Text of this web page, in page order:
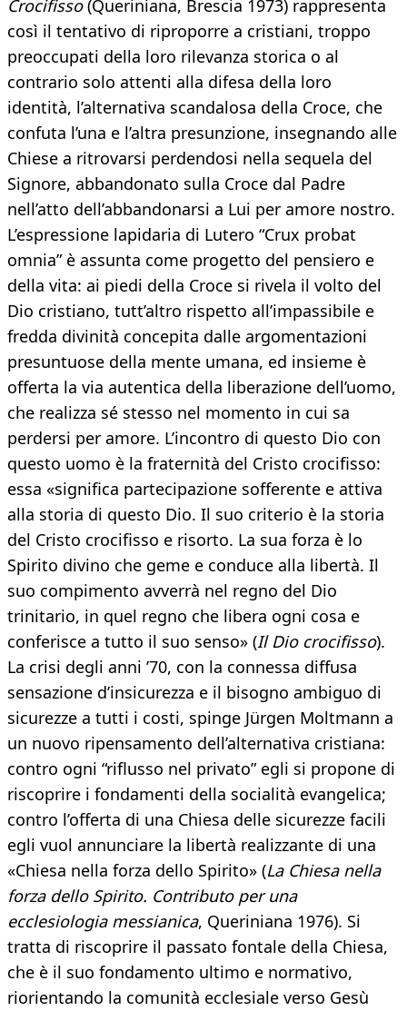
Crocifisso(Queriniana, Brescia 1973) rappresenta
così il tentativo di riproporre a cristiani, troppo
preoccupati della loro rilevanza storica o al
contrario solo attenti alla difesa della loro
identità, l’alternativa scandalosa della Croce, che
confuta l’una e l’altra presunzione, insegnando alle
Chiese a ritrovarsi perdendosi nella sequela del
Signore, abbandonato sulla Croce dal Padre
nell’atto dell’abbandonarsi a Lui per amore nostro.
L’espressione lapidaria di Lutero “Crux probat
omnia” è assunta come progetto del pensiero e
della vita: ai piedi della Croce si rivela il volto del
Dio cristiano, tutt’altro rispetto all’impassibile e
fredda divinità concepita dalle argomentazioni
presuntuose della mente umana, ed insieme è
offerta la via autentica della liberazione dell’uomo,
che realizza sé stesso nel momento in cui sa
perdersi per amore. L’incontro di questo Dio con
questo uomo è la fraternità del Cristo crocifisso:
essa «significa partecipazione sofferente e attiva
alla storia di questo Dio. Il suo criterio è la storia
del Cristo crocifisso e risorto. La sua forza è lo
Spirito divino che geme e conduce alla libertà. Il
suo compimento avverrà nel regno del Dio
trinitario, in quel regno che libera ogni cosa e
conferisce a tutto il suo senso» (Il Dio crocifisso).
La crisi degli anni ’70, con la connessa diffusa
sensazione d’insicurezza e il bisogno ambiguo di
sicurezze a tutti i costi, spinge Jürgen Moltmann a
un nuovo ripensamento dell’alternativa cristiana:
contro ogni “riflusso nel privato” egli si propone di
riscoprire i fondamenti della socialità evangelica;
contro l’offerta di una Chiesa delle sicurezze facili
egli vuol annunciare la libertà realizzante di una
«Chiesa nella forza dello Spirito» (La Chiesa nella
forza dello Spirito. Contributo per una
ecclesiologia messianica, Queriniana 1976). Si
tratta di riscoprire il passato fontale della Chiesa,
che è il suo fondamento ultimo e normativo,
riorientando la comunità ecclesiale verso Gesù